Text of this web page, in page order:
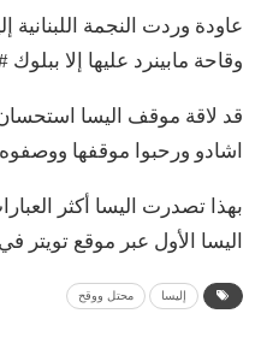
عاودة وردت النجمة
وقاحة مابينرد عليها إلا
قد لاقة موقف اليسا استحسان
اشادو ورحبوا موقفها ووصفوه
بهذا تصدرت اليسا أكثر
اليسا الأول عبر موقع
إليسا محتل ووقح